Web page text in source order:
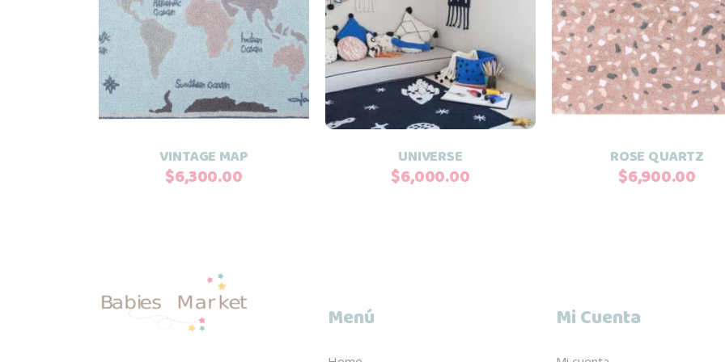
Añadir al carrito
VINTAGE MAP
$6,300.00
Añadir al carrito
UNIVERSE
$6,000.00
Añadir al carrito
ROSE QUARTZ
$6,900.00
Menú Mi Cuenta